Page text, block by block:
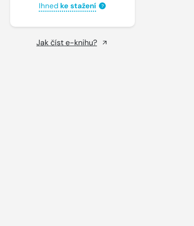
Ihned ke stažení ?
Jak číst e-knihu?